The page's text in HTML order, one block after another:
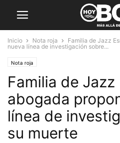
Inicio Nota roja
Familia de Jazz
nueva línea de investigación sobre...
Nota roja
Familia de
abogada
línea de
su muerte